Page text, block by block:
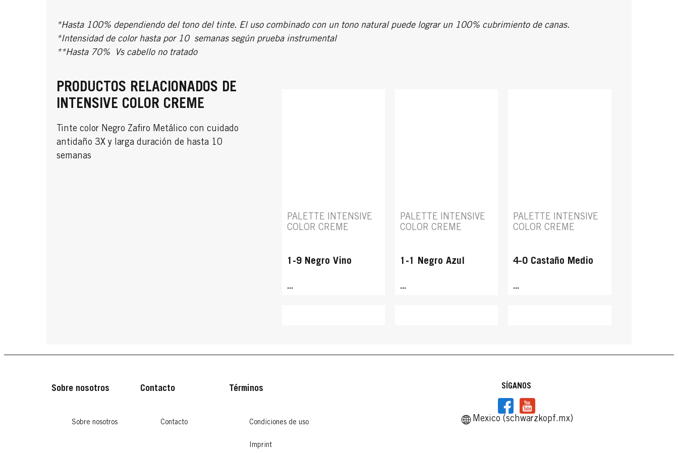
*Hasta 100% dependiendo del tono del tinte. El uso combinado con un tono natural puede lograr un 100% cubrimiento de canas.
*Intensidad de color hasta por 10 semanas según prueba instrumental
**Hasta 70% Vs cabello no tratado
PRODUCTOS RELACIONADOS DE
INTENSIVE COLOR CREME
Tinte color Negro Zafiro Metálico con cuidado
antidaño 3X y larga duración de hasta 10
semanas
PALETTE INTENSIVE
COLOR CREME
1-9 Negro Vino
...
PALETTE INTENSIVE
COLOR CREME
1-1 Negro Azul
...
PALETTE INTENSIVE
COLOR CREME
4-0 Castaño Medio
...
Sobre nosotros
Sobre nosotros
Contacto
Contacto
Términos
Condiciones de uso
Imprint
SÍGANOS
Mexico (schwarzkopf.mx)